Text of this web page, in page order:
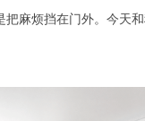
麻烦挡在门外。今天